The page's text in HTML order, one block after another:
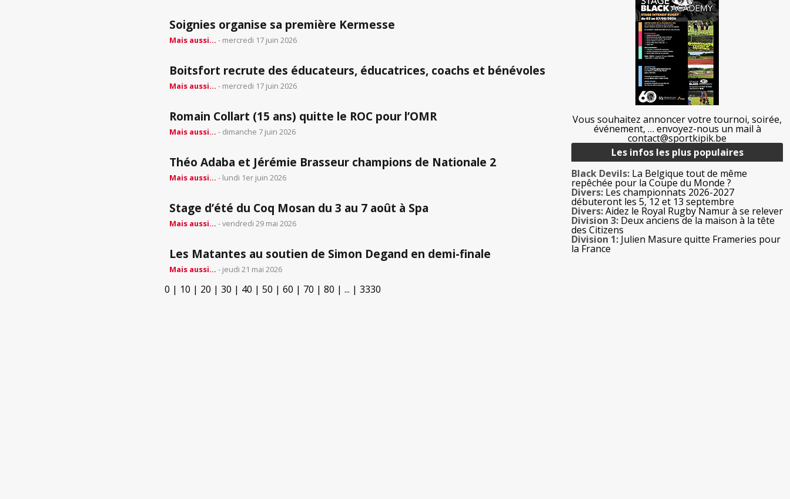
Soignies organise sa première Kermesse
Mais aussi... - mercredi 17 juin 2026
Boitsfort recrute des éducateurs, éducatrices, coachs et bénévoles
Mais aussi... - mercredi 17 juin 2026
Romain Collart (15 ans) quitte le ROC pour l’OMR
Mais aussi... - dimanche 7 juin 2026
Théo Adaba et Jérémie Brasseur champions de Nationale 2
Mais aussi... - lundi 1er juin 2026
Stage d’été du Coq Mosan du 3 au 7 août à Spa
Mais aussi... - vendredi 29 mai 2026
Les Matantes au soutien de Simon Degand en demi-finale
Mais aussi... - jeudi 21 mai 2026
0 | 10 | 20 | 30 | 40 | 50 | 60 | 70 | 80 | ... | 3330
Vous souhaitez annoncer votre tournoi, soirée,
événement, … envoyez-nous un mail à
contact@sportkipik.be
Les infos les plus populaires
Black Devils: La Belgique tout de même
repêchée pour la Coupe du Monde ?
Divers: Les championnats 2026-2027
débuteront les 5, 12 et 13 septembre
Divers:Aidez le Royal Rugby Namur à se relever
Division 3: Deux anciens de la maison à la tête
des Citizens
Division 1: Julien Masure quitte Frameries pour
la France